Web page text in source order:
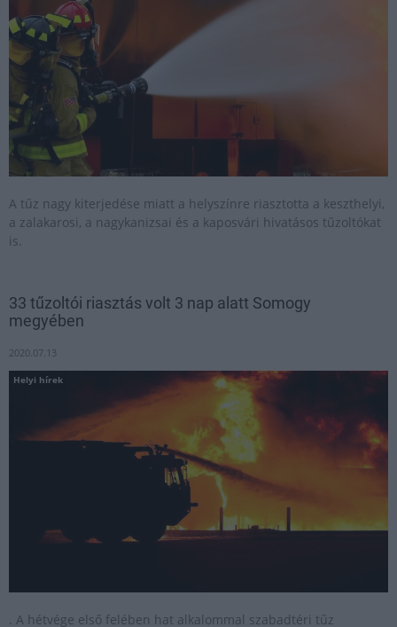
A tűz nagy kiterjedése miatt a helyszínre riasztotta a keszthelyi,
a zalakarosi, a nagykanizsai és a kaposvári hivatásos tűzoltókat
is.
33 tűzoltói riasztás volt 3 nap alatt Somogy
megyében
2020.07.13
Helyi hírek
. A hétvége első felében hat alkalommal szabadtéri tűz